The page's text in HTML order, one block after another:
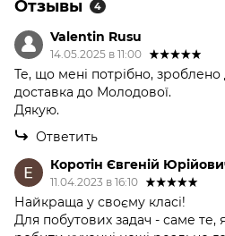
Отзывы 4
Valentin Rusu
14.05.2025 в 11:00
Те, що мені потрібно,
доставка до Молодової.
Дякую.
Ответить
Коротін Євгеній
11.04.2023 в 16:10
Найкраща у своєму класі!
Для побутових задач - саме те,